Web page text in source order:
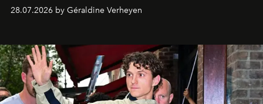
28.07.2026 by Géraldine Verheyen